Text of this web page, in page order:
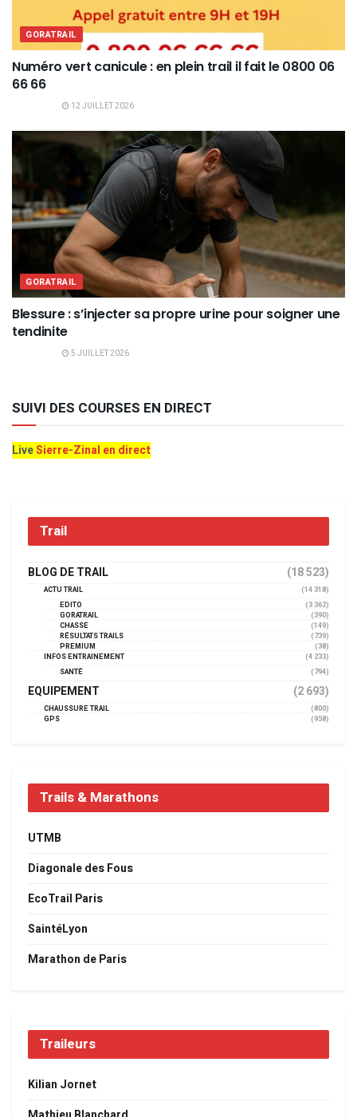
GORATRAIL
Numéro vert canicule : en plein trail il fait le 0800 06
66 66
12 JUILLET 2026
GORATRAIL
Blessure : s’injecter sa propre urine pour soigner une
tendinite
5 JUILLET 2026
SUIVI DES COURSES EN DIRECT
LiveSierre-Zinal en direct
Trail
BLOG DE TRAIL (18 523)
ACTU TRAIL
(14 318)
EDITO
(3 362)
GORATRAIL
(390)
CHASSE
(149)
RÉSULTATS TRAILS
(739)
PREMIUM
(38)
INFOS ENTRAINEMENT
(4 233)
SANTÉ
(794)
EQUIPEMENT (2 693)
CHAUSSURE TRAIL
(800)
GPS
(958)
Trails & Marathons
UTMB
Diagonale des Fous
EcoTrail Paris
SaintéLyon
Marathon de Paris
Traileurs
Kilian Jornet